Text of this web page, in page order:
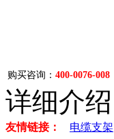
购买咨询： 400-0076-008
详细介绍
友情链接： 电缆支架